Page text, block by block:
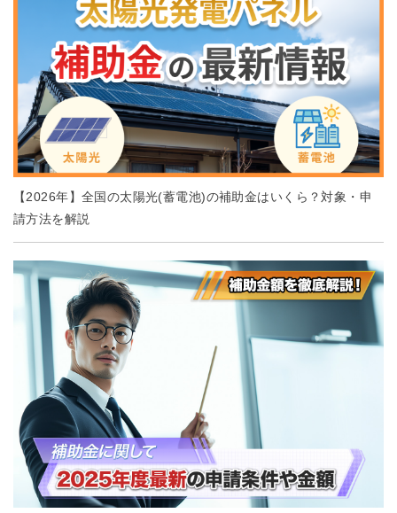
【2026年】全国の太陽光(蓄電池)の補助金はいくら？対象・申
請方法を解説